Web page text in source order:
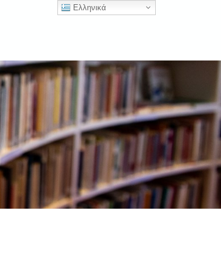
Ελληνικά